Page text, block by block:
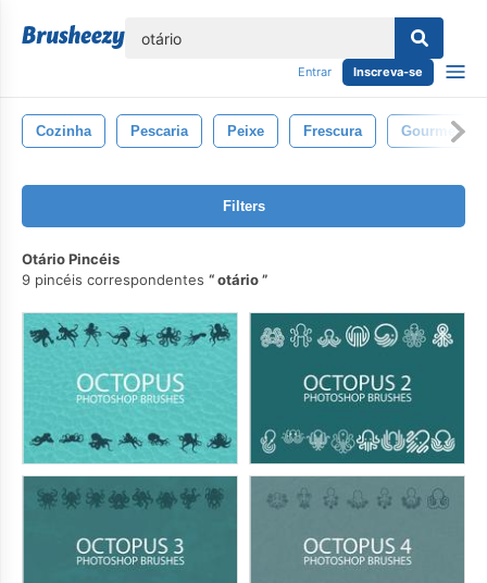
Entrar Inscreva-se
Cozinha Pescaria Peixe Frescura Gourmet
Filters
Otário Pincéis
9 pincéis correspondentes
otário